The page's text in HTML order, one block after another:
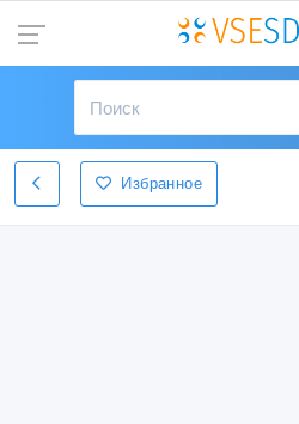
Избранное